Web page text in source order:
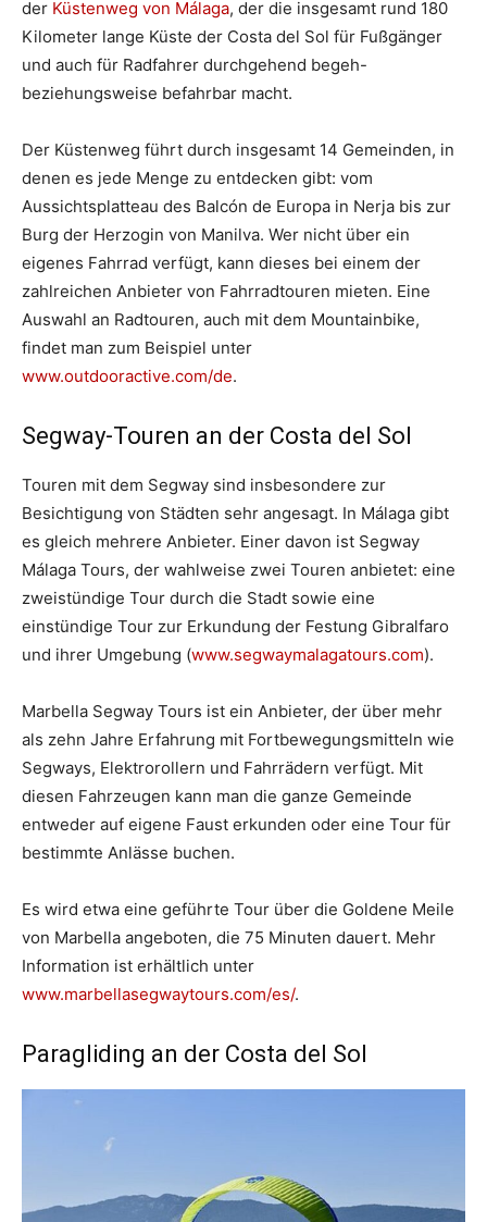
der Küstenweg von Málaga, der die insgesamt rund 180
Kilometer lange Küste der Costa del Sol für Fußgänger
und auch für Radfahrer durchgehend begeh-
beziehungsweise befahrbar macht.
Der Küstenweg führt durch insgesamt 14 Gemeinden, in
denen es jede Menge zu entdecken gibt: vom
Aussichtsplatteau des Balcón de Europa in Nerja bis zur
Burg der Herzogin von Manilva. Wer nicht über ein
eigenes Fahrrad verfügt, kann dieses bei einem der
zahlreichen Anbieter von Fahrradtouren mieten. Eine
Auswahl an Radtouren, auch mit dem Mountainbike,
findet man zum Beispiel unter
www.outdooractive.com/de.
Segway-Touren an der Costa del Sol
Touren mit dem Segway sind insbesondere zur
Besichtigung von Städten sehr angesagt. In Málaga gibt
es gleich mehrere Anbieter. Einer davon ist Segway
Málaga Tours, der wahlweise zwei Touren anbietet: eine
zweistündige Tour durch die Stadt sowie eine
einstündige Tour zur Erkundung der Festung Gibralfaro
und ihrer Umgebung (www.segwaymalagatours.com).
Marbella Segway Tours ist ein Anbieter, der über mehr
als zehn Jahre Erfahrung mit Fortbewegungsmitteln wie
Segways, Elektrorollern und Fahrrädern verfügt. Mit
diesen Fahrzeugen kann man die ganze Gemeinde
entweder auf eigene Faust erkunden oder eine Tour für
bestimmte Anlässe buchen.
Es wird etwa eine geführte Tour über die Goldene Meile
von Marbella angeboten, die 75 Minuten dauert. Mehr
Information ist erhältlich unter
www.marbellasegwaytours.com/es/.
Paragliding an der Costa del Sol